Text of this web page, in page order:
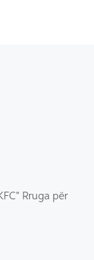
Rruga për